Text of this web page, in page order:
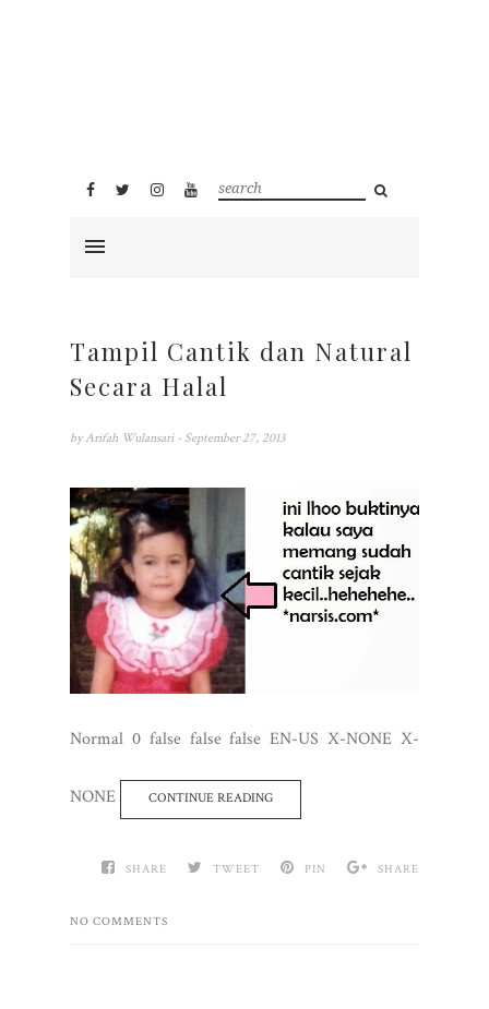
Tampil Cantik dan Natural
Secara Halal
by Arifah Wulansari - September 27, 2013
Normal 0 false false false EN-US X-NONE X-
NONE CONTINUE READING
SHARE TWEET PIN SHARE
NO COMMENTS